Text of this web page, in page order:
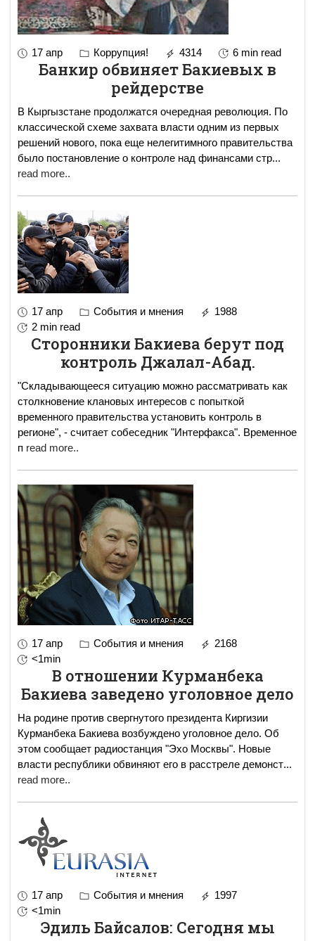
17 апр Коррупция! 4314 6 min read
Банкир обвиняет Бакиевых в
рейдерстве
В Кыргызстане продолжатся очередная революция. По
классической схеме захвата власти одним из первых
решений нового, пока еще нелегитимного правительства
было постановление о контроле над финансами стр...
read more..
17 апр События и мнения
1988
2 min read
Сторонники Бакиева берут под
контроль Джалал-Абад.
"Складывающееся ситуацию можно рассматривать как
столкновение клановых интересов с попыткой
временного правительства установить контроль в
регионе", - считает собеседник "Интерфакса". Временное
п read more..
17 апр События и мнения
2168
<1min
В отношении Курманбека
Бакиева заведено уголовное дело
На родине против свергнутого президента Киргизии
Курманбека Бакиева возбуждено уголовное дело. Об
этом сообщает радиостанция "Эхо Москвы". Новые
власти республики обвиняют его в расстреле демонст...
read more..
17 апр События и мнения
1997
<1min
Эдиль Байсалов: Сегодня мы